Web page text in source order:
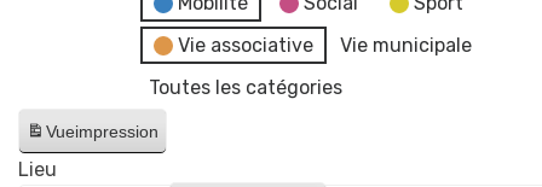
Vie associative
Vie municipale
Toutes les catégories
Vueimpression
Lieu